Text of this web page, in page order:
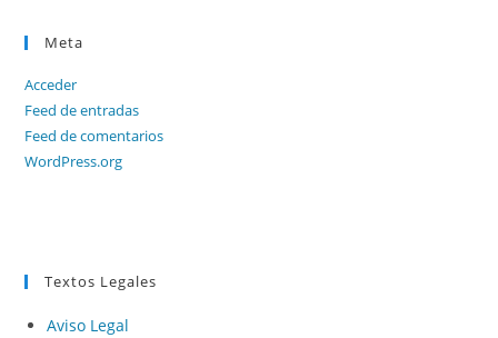
Meta
Acceder
Feed de entradas
Feed de comentarios
WordPress.org
Textos Legales
Aviso Legal